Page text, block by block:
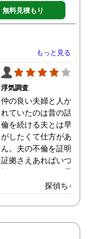
無料見積もり
もっと見る
浮気調査
仲の良い夫婦と人から言
れていたのは昔の話で、
倫を続ける夫とは早く離
がしたくて仕方がありま
ん。夫の不倫を証明でき
証拠さえあればいつでも
婚ができるのにと愚痴を
ぼしていると、姉が探偵
不倫の証拠集めを依頼し
くれました。探偵事務所
にも関わらず、相談員の
探偵ちゃん